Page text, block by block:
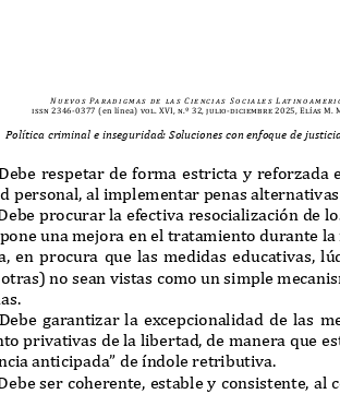
N u e v o s Pa r a d i g m a s d e l a s C i e n c i a s S o c i a l e s L at i n o a m e r i
issn 2346-0377(en línea) vol. XVI, n.º 32, julio-diciembre 2025, Elías M.
Política criminal e inseguridad: Soluciones con enfoque de
ebe respetar de forma estricta y reforzada
personal,al implementar penas
ebe procurar la efectiva resocialización de
una mejora en el tratamiento durante
,en procura que las medidas educativas,lú
)no sean vistas como un simple
.
ebe garantizar la excepcionalidad de las
privativas de la libertad,de manera que
anticipada” deíndole retributiva.
ebe ser coherente estable y consistente, al